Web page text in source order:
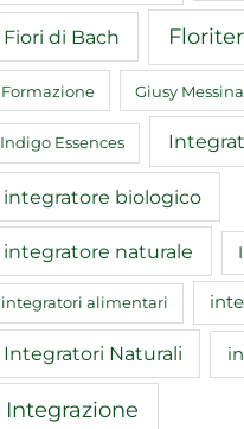
Fiori di Bach
Formazione Giusy Messina
Indigo Essences
integratore biologico
integratore naturale
integratori alimentari
Integratori Naturali
Integrazione